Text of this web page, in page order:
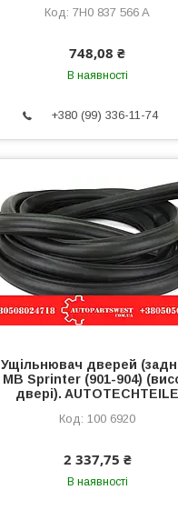
7H0 837 566 A
748,08 ₴
В наявності
+380 (99) 336-11-74
Ущільнювач дверей
MB Sprinter (901-904)
двері). AUTOTECHTEILE
100 6920
2 337,75 ₴
В наявності